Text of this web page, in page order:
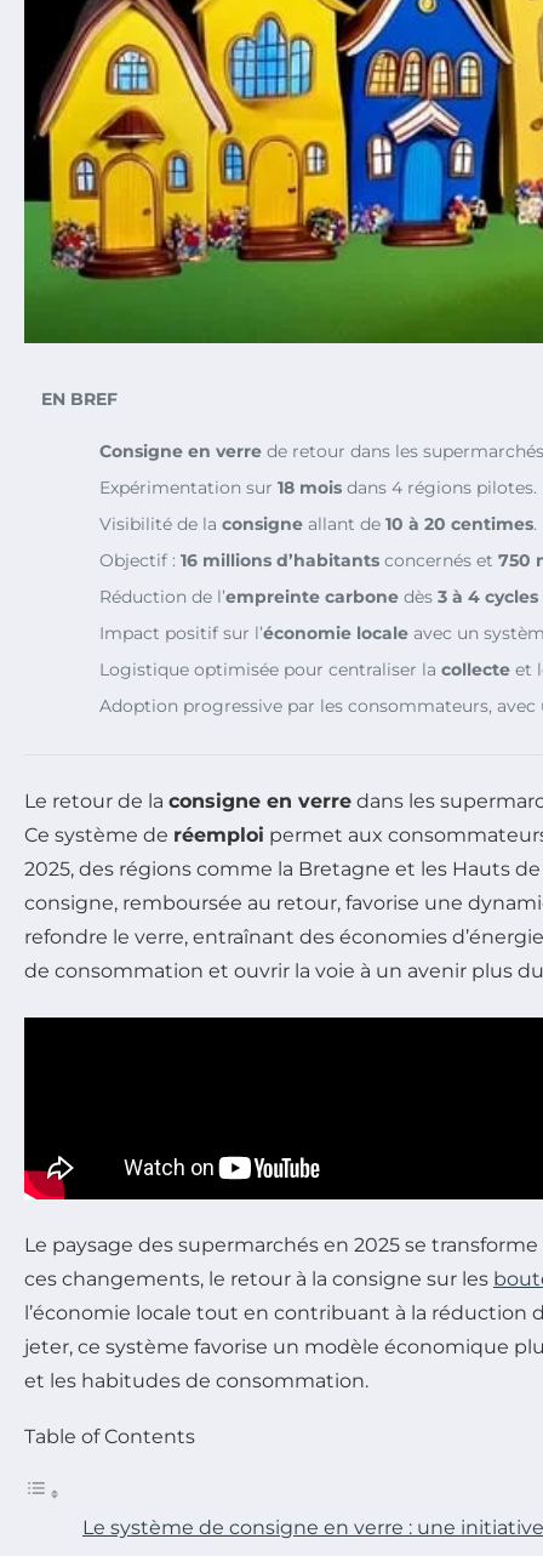
EN BREF
Consigne en verre de retour dans les
Expérimentation sur 18 mois dans 4 régions pilotes.
Visibilité de la consigne allant de 10 à 20 centimes.
Objectif : 16 millions d’habitants concernés et 750
Réduction de l’empreinte carbone dès 3 à 4 cycles
Impact positif sur l’économie locale avec un
Logistique optimisée pour centraliser la collecte et
Adoption progressive par les consommateurs,
Le retour de la consigne en verre dans les
Ce système de réemploi permet aux
2025, des régions comme la Bretagne et les Hauts
consigne, remboursée au retour, favorise une
refondre le verre, entraînant des économies
de consommation et ouvrir la voie à un avenir plus
Le paysage des supermarchés en 2025 se
ces changements, le retour à la consigne sur les
l’économie locale tout en contribuant à la
jeter, ce système favorise un modèle économique
et les habitudes de consommation.
Table of Contents
Le système de consigne en verre : une